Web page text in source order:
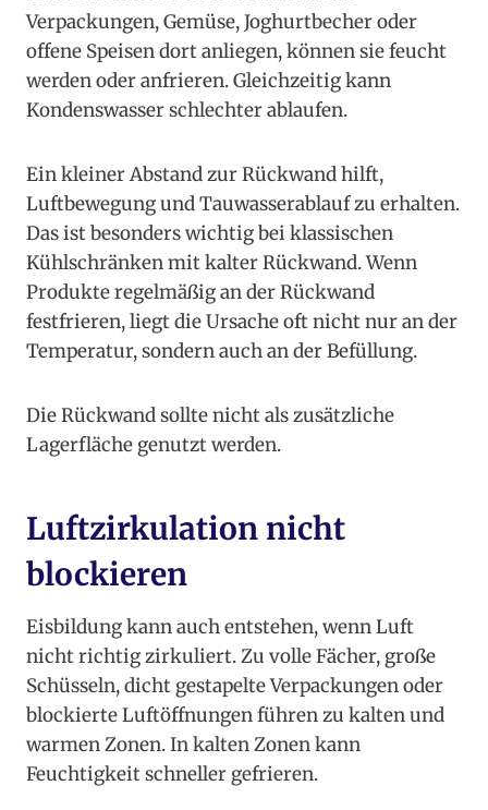
Verpackungen, Gemüse, Joghurtbecher oder
offene Speisen dort anliegen, können sie feucht
werden oder anfrieren. Gleichzeitig kann
Kondenswasser schlechter ablaufen.
Ein kleiner Abstand zur Rückwand hilft,
Luftbewegung und Tauwasserablauf zu erhalten.
Das ist besonders wichtig bei klassischen
Kühlschränken mit kalter Rückwand. Wenn
Produkte regelmäßig an der Rückwand
festfrieren, liegt die Ursache oft nicht nur an der
Temperatur, sondern auch an der Befüllung.
Die Rückwand sollte nicht als zusätzliche
Lagerfläche genutzt werden.
Luftzirkulation nicht
blockieren
Eisbildung kann auch entstehen, wenn Luft
nicht richtig zirkuliert. Zu volle Fächer, große
Schüsseln, dicht gestapelte Verpackungen oder
blockierte Luftöffnungen führen zu kalten und
warmen Zonen. In kalten Zonen kann
Feuchtigkeit schneller gefrieren.